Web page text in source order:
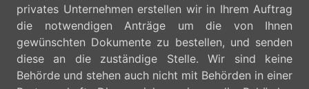
privates Unternehmen erstellen wir in Ihrem Auftrag
die notwendigen Anträge um die von Ihnen
gewünschten Dokumente zu bestellen, und senden
diese an die zuständige Stelle. Wir sind keine
Behörde und stehen auch nicht mit Behörden in einer